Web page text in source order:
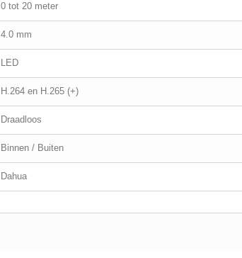
0 tot 20 meter
4.0 mm
LED
H.264 en H.265 (+)
Draadloos
Binnen / Buiten
Dahua